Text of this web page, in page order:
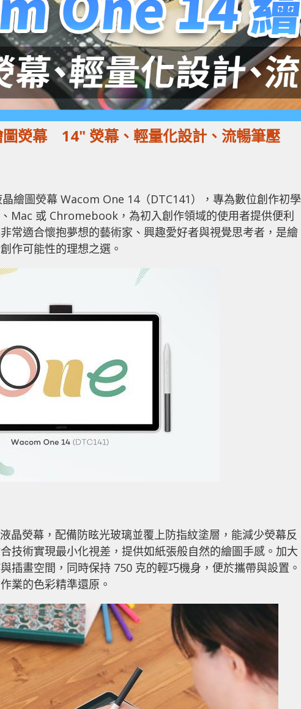
熒幕 14" 熒幕、輕量化設計、流暢筆壓
繪圖熒幕 Wacom One 14（DTC141），專為數位創作初學
Mac 或 Chromebook，為初入創作領域的使用者提供便利
常適合懷抱夢想的藝術家、興趣愛好者與視覺思考者，是繪
作可能性的理想之選。
晶熒幕，配備防眩光玻璃並覆上防指紋塗層，能減少熒幕反
技術實現最小化視差，提供如紙張般自然的繪圖手感。加大
插畫空間，同時保持 750 克的輕巧機身，便於攜帶與設置。
業的色彩精準還原。